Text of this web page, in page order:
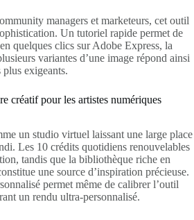
managers et marketeurs, cet outil
Un tutoriel rapide permet de
quelques clics sur Adobe Express, la
variantes d’une image répond ainsi
plus exigeants.
créatif pour les artistes numériques
un studio virtuel laissant une large place
Les 10 crédits quotidiens renouvelables
tandis que la bibliothèque riche en
une source d’inspiration précieuse.
permet même de calibrer l’outil
un rendu ultra-personnalisé.